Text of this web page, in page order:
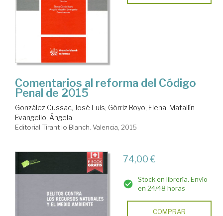
Comentarios al reforma del Código
Penal de 2015
González Cussac, José Luis; Górriz Royo, Elena; Matallín
Evangelio, Ángela
Editorial Tirant lo Blanch. Valencia, 2015
74,00 €
Stock en librería. Envío
en 24/48 horas
COMPRAR